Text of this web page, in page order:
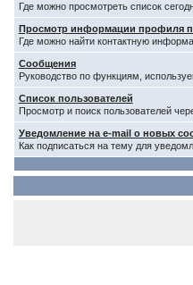
Где можно просмотреть список
Просмотр информации профиля
Где можно найти контактную
Сообщения
Руководство по функциям,
Список пользователей
Просмотр и поиск пользователей
Уведомление на e-mail о новых
Как подписаться на тему для